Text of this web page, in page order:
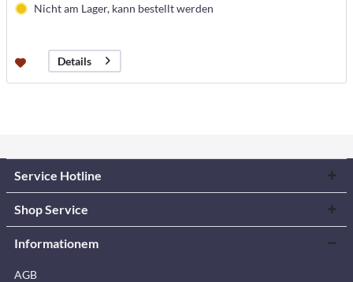
Nicht am Lager, kann bestellt werden
Details
Service Hotline
Shop Service
Informationem
AGB